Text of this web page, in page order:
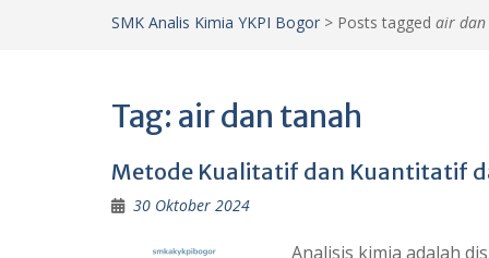
SMK Analis Kimia YKPI Bogor > Posts tagged air
Tag: air dan tanah
Metode Kualitatif dan Kuantitatif
30 Oktober 2024
Analisis kimia adalah